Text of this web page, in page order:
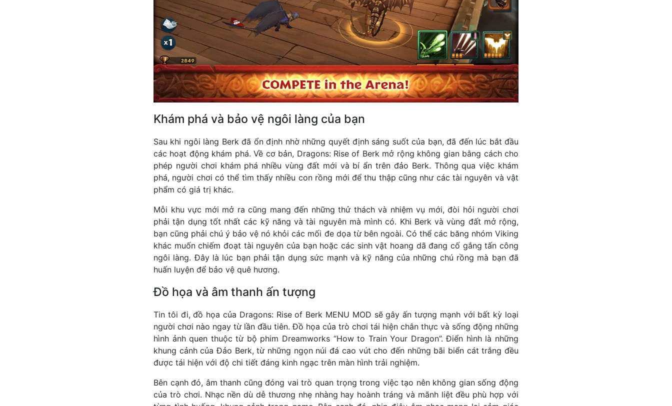
Khám phá và bảo vệ ngôi làng của bạn
Sau khi ngôi làng Berk đã ổn định nhờ những quyết định sáng suốt của bạn, đã đến lúc bắt đầu
các hoạt động khám phá. Về cơ bản, Dragons: Rise of Berk mở rộng không gian bằng cách cho
phép người chơi khám phá nhiều vùng đất mới và bí ẩn trên đảo Berk. Thông qua việc khám
phá, người chơi có thể tìm thấy nhiều con rồng mới để thu thập cũng như các tài nguyên và vật
phẩm có giá trị khác.
Mỗi khu vực mới mở ra cũng mang đến những thử thách và nhiệm vụ mới, đòi hỏi người chơi
phải tận dụng tốt nhất các kỹ năng và tài nguyên mà mình có. Khi Berk và vùng đất mở rộng,
bạn cũng phải chú ý bảo vệ nó khỏi các mối đe dọa từ bên ngoài. Có thể các băng nhóm Viking
khác muốn chiếm đoạt tài nguyên của bạn hoặc các sinh vật hoang dã đang cố gắng tấn công
ngôi làng. Đây là lúc bạn phải tận dụng sức mạnh và kỹ năng của những chú rồng mà bạn đã
huấn luyện để bảo vệ quê hương.
Đồ họa và âm thanh ấn tượng
Tin tôi đi, đồ họa của Dragons: Rise of Berk MENU MOD sẽ gây ấn tượng mạnh với bất kỳ loại
người chơi nào ngay từ lần đầu tiên. Đồ họa của trò chơi tái hiện chân thực và sống động những
hình ảnh quen thuộc từ bộ phim Dreamworks “How to Train Your Dragon”. Điển hình là những
khung cảnh của Đảo Berk, từ những ngọn núi đá cao vút cho đến những bãi biển cát trắng đều
được tái hiện với độ chi tiết đáng kinh ngạc trên màn hình trải nghiệm.
Bên cạnh đó, âm thanh cũng đóng vai trò quan trọng trong việc tạo nên không gian sống động
của trò chơi. Nhạc nền dù dễ thương nhẹ nhàng hay hoành tráng và mãnh liệt đều phù hợp với